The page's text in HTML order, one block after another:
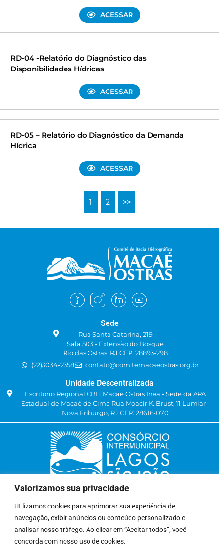
Valorizamos sua privacidade
Utilizamos cookies para aprimorar sua experiência de
navegação, exibir anúncios ou conteúdo personalizado e
analisar nosso tráfego. Ao clicar em “Aceitar todos”, você
concorda com nosso uso de cookies.
ACESSAR
RD-04 -Relatório do Diagnóstico das
Disponibilidades Hídricas
ACESSAR
RD-05 – Relatório do Diagnóstico da Demanda
Hídrica
ACESSAR
1 2 >>
Sede
Rua Santa Catarina, 219
Sala 503 - Extensão do Bosque
Rio das Ostras, RJ CEP: 28893-298
(22)3034-2358
contato@comitemacaeostras.org.br
Unidade Descentralizada
Escritório Regional CBH Macaé Ostras Inea - Sede da APA
Estadual de Macaé de Cima Rua Moacir K. Brust, 11 Lumiar -
Nova Friburgo, RJ CEP: 28616-070
Rua: Avenida Um, n° 01, Lote 01, Quadra 11
CEP: 28.940-840
Bairro: Jardins de São Pedro
São Pedro da Aldeia, RJ